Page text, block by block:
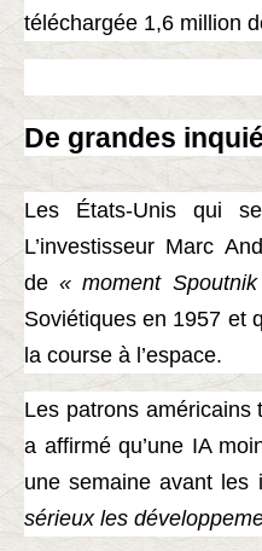
téléchargée 1,6 million
De grandes
Les États-Unis qui
L’investisseur Marc
de « moment
Soviétiques en 1957 et
la course à l’espace.
Les patrons
a affirmé qu’une IA
une semaine avant les
sérieux les